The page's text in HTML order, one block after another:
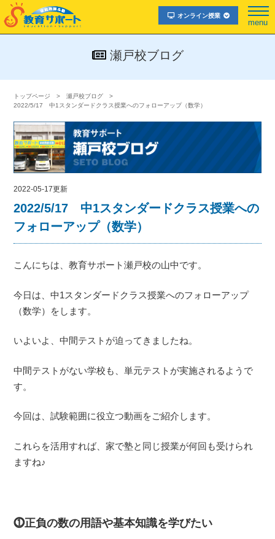
オンライン授業
menu
瀬戸校ブログ
トップページ
瀬戸校ブログ
2022/5/17 中1スタンダードクラス授業へのフォローアップ（数学）
2022-05-17更新
2022/5/17 中1スタンダードクラス授業への
フォローアップ（数学）
こんにちは、教育サポート瀬戸校の山中です。
今日は、中1スタンダードクラス授業へのフォローアップ
（数学）をします。
いよいよ、中間テストが迫ってきましたね。
中間テストがない学校も、単元テストが実施されるようで
す。
今回は、試験範囲に役立つ動画をご紹介します。
これらを活用すれば、家で塾と同じ授業が何回も受けられ
ますね♪
⓵正負の数の用語や基本知識を学びたい